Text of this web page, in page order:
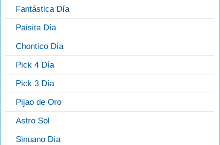
Fantástica Día
Paisita Día
Chontico Día
Pick 4 Día
Pick 3 Día
Pijao de Oro
Astro Sol
Sinuano Día